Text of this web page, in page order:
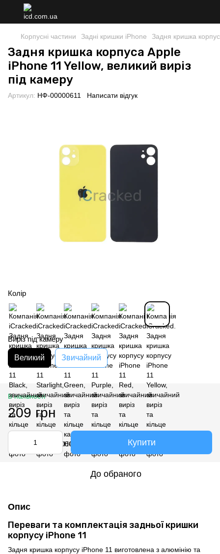
Корпусні частини Задні кришки iPhone Задня кришка
Задня кришка корпуса Apple
iPhone 11 Yellow, великий виріз
під камеру
Артикул: НФ-00000611 Написати відгук
Колір
Виріз під камеру
Великий Звичайний
В наявності
209 грн
Купити
До обраного
Опис
Переваги та комплектація задньої кришки
корпусу iPhone 11
Задня кришка корпусу iPhone 11 виготовлена з алюмінію та